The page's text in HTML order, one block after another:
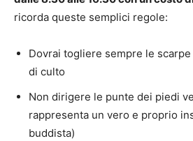
ricorda queste semplici regole:
Dovrai togliere sempre le
di culto
Non dirigere le punte dei piedi
rappresenta un vero e proprio
buddista)